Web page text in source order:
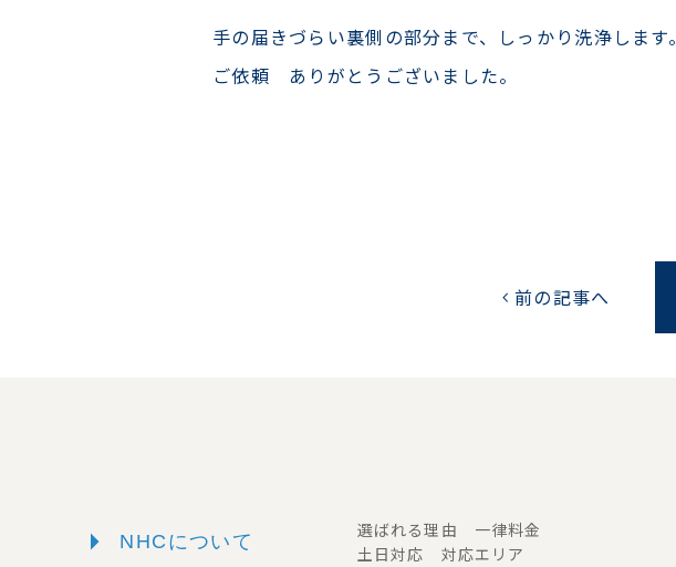
手の届きづらい裏側の部分まで、しっかり洗浄します。
ご依頼 ありがとうございました。
chevron_left前の記事へ
arrow_right NHCについて
選ばれる理由 一律料金
土日対応 対応エリア